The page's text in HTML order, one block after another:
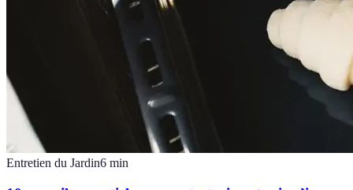
Entretien du Jardin6 min